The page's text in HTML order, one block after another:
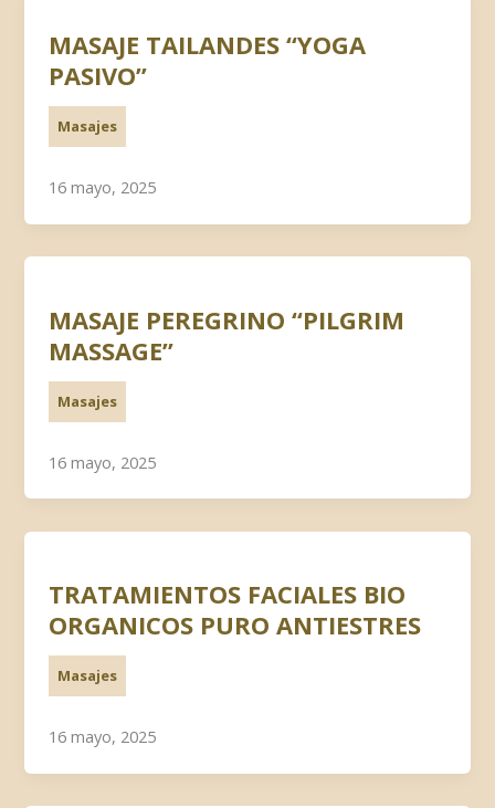
MASAJE TAILANDES “YOGA
PASIVO”
Masajes
16 mayo, 2025
MASAJE PEREGRINO “PILGRIM
MASSAGE”
Masajes
16 mayo, 2025
TRATAMIENTOS FACIALES BIO
ORGANICOS PURO ANTIESTRES
Masajes
16 mayo, 2025